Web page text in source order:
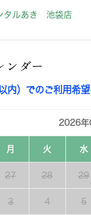
タルあき 池袋店
ンダー
内）でのご利用希
2026年
月 火 水
27 28 29
3 4 5